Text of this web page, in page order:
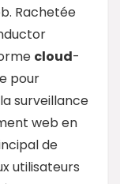
Rachetée
cloud-
pour
surveillance
web en
de
utilisateurs